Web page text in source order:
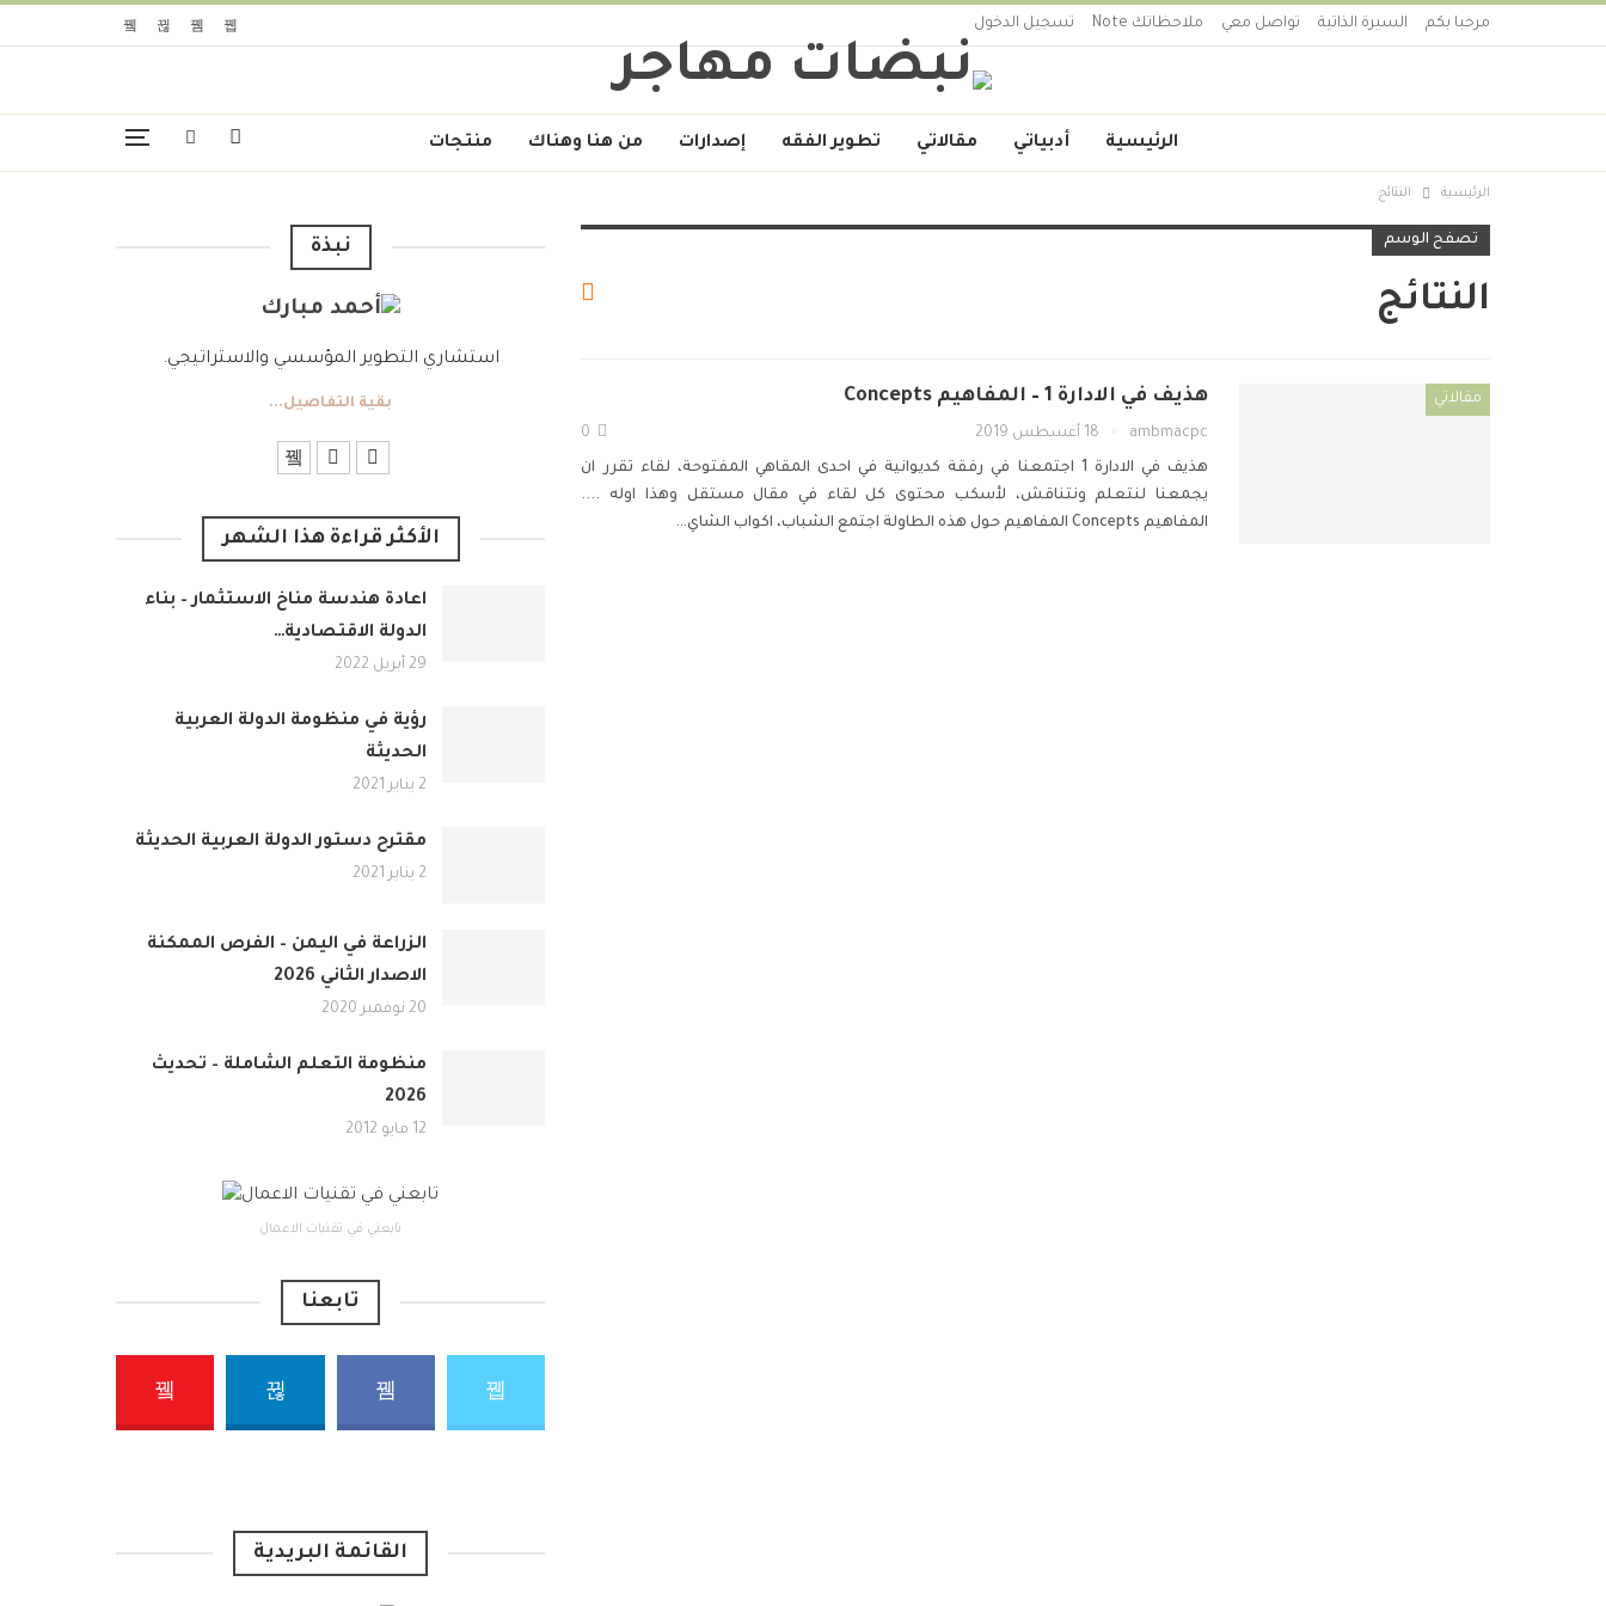
مرحبا بكم السيرة الذاتية تواصل معي ملاحظاتك Note تسجيل الدخول
الرئيسية أدبياتي مقالاتي تطوير الفقه إصدارات من هنا وهناك منتجات
الرئيسية النتائج
تصفح الوسم
النتائج
مقالاتي هذيف في الادارة 1 – المفاهيم Concepts
ambmacpc 18 أغسطس 2019
هذيف في الادارة 1
اجتمعنا في رفقة كديوانية في احدى المقاهي المفتوحة، لقاء تقرر ان
يجمعنا لنتعلم ونتناقش، لأسكب محتوى كل لقاء في مقال مستقل وهذا اوله ....
المفاهيم Concepts
المفاهيم حول هذه الطاولة اجتمع الشباب، اكواب الشاي…
نبذة
استشاري التطوير المؤسسي والاستراتيجي.
بقية التفاصيل...
الأكثر قراءة هذا الشهر
اعادة هندسة مناخ الاستثمار – بناء
الدولة الاقتصادية…
29 أبريل 2022
رؤية في منظومة الدولة العربية
الحديثة
2 يناير 2021
مقترح دستور الدولة العربية الحديثة
2 يناير 2021
الزراعة في اليمن – الفرص الممكنة
الاصدار الثاني 2026
20 نوفمبر 2020
منظومة التعلم الشاملة – تحديث
2026
12 مايو 2012
تابعني في تقنيات الاعمال
تابعنا
القائمة البريدية